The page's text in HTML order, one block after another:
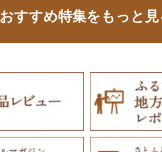
おすすめ特集をもっと